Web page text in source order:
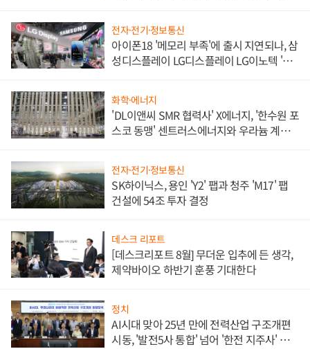
전자·전기·정보통신
아이폰18 '메모리 부족'에 출시 지연되나, 삼
성디스플레이 LG디스플레이 LG이노텍 '탈
화학·에너지
'DL이앤씨 SMR 협력사' X에너지, '한수원 포
스코 동맹' 센트러스에너지와 우라늄 계약
전자·전기·정보통신
SK하이닉스, 용인 'Y2' 팹과 청주 'M17' 팹
건설에 54조 투자 결정
데스크 리포트
[데스크리포트 8월] 무더운 입추에 든 생각,
제약바이오 하반기 훈풍 기대한다
정치
AI시대 맞아 25년 만에 전력산업 구조개편
시동, '발전5사 통합' 넘어 '한전 지주사' 재편